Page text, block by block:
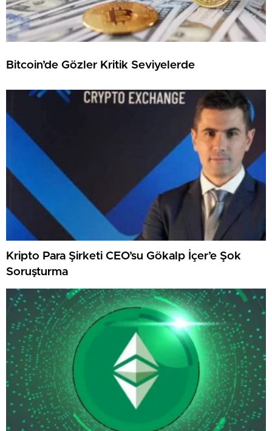
Bitcoin’de Gözler Kritik Seviyelerde
Kripto Para Şirketi CEO’su Gökalp İçer’e Şok
Soruşturma